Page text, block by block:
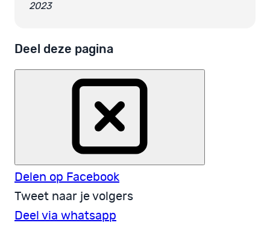
2023
Deel deze pagina
Delen op Facebook
Tweet naar je volgers
Deel via whatsapp